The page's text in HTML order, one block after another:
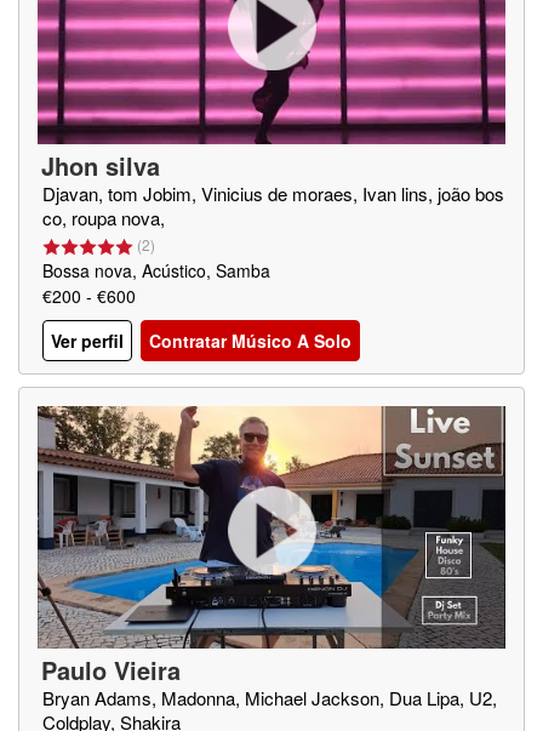
Jhon silva
Djavan, tom Jobim, Vinicius de moraes, Ivan lins, joão bos
co, roupa nova,
(2)
Bossa nova, Acústico, Samba
€200 - €600
Ver perfil
Contratar Músico A Solo
Paulo Vieira
Bryan Adams, Madonna, Michael Jackson, Dua Lipa, U2,
Coldplay, Shakira